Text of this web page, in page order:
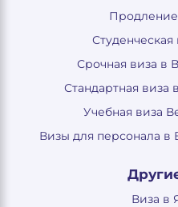
Срочная виза в
Стандартная
Учебная виза
Визы для персонала
Виза в